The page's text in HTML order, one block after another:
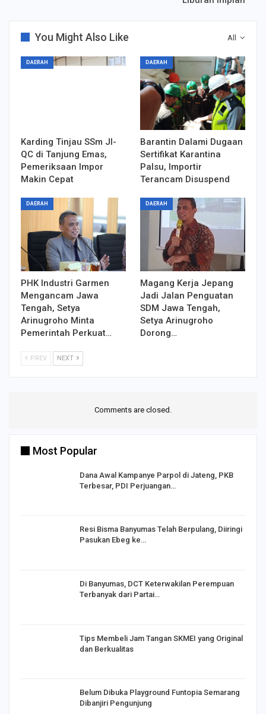
All
You Might Also Like
DAERAH
Karding Tinjau SSm JI-
QC di Tanjung Emas,
Pemeriksaan Impor
Makin Cepat
DAERAH
Barantin Dalami Dugaan
Sertifikat Karantina
Palsu, Importir
Terancam Disuspend
DAERAH
PHK Industri Garmen
Mengancam Jawa
Tengah, Setya
Arinugroho Minta
Pemerintah Perkuat…
DAERAH
Magang Kerja Jepang
Jadi Jalan Penguatan
SDM Jawa Tengah,
Setya Arinugroho
Dorong…
PREV NEXT
Comments are closed.
Most Popular
Dana Awal Kampanye Parpol di Jateng, PKB
Terbesar, PDI Perjuangan…
Resi Bisma Banyumas Telah Berpulang, Diiringi
Pasukan Ebeg ke…
Di Banyumas, DCT Keterwakilan Perempuan
Terbanyak dari Partai…
Tips Membeli Jam Tangan SKMEI yang Original
dan Berkualitas
Belum Dibuka Playground Funtopia Semarang
Dibanjiri Pengunjung